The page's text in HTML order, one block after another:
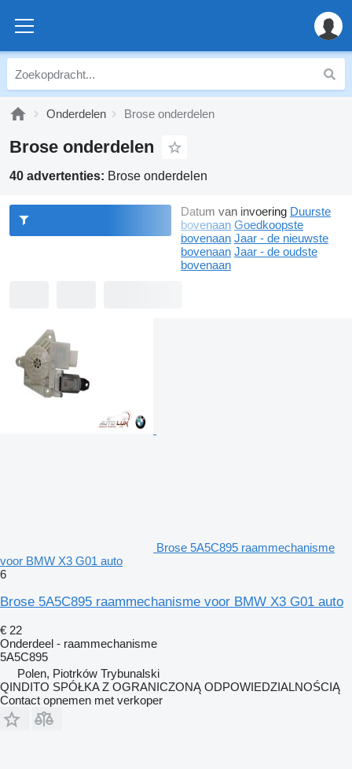
Onderdelen Brose onderdelen
Brose onderdelen
40 advertenties: Brose onderdelen
Datum van invoering Duurste
bovenaan Goedkoopste
bovenaan Jaar - de nieuwste
bovenaan Jaar - de oudste
bovenaan
Brose 5A5C895 raammechanisme
voor BMW X3 G01 auto
6
Brose 5A5C895 raammechanisme voor BMW X3 G01 auto
€ 22
Onderdeel - raammechanisme
5A5C895
Polen, Piotrków Trybunalski
QINDITO SPÓŁKA Z OGRANICZONĄ ODPOWIEDZIALNOŚCIĄ
Contact opnemen met verkoper